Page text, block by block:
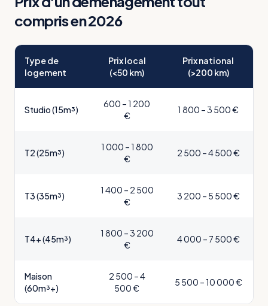
compris en 2026
Type de
logement
Prix local
(<50 km)
Prix national
(>200 km)
Studio (15m³)
600 – 1 200
€
1 800 – 3 500 €
T2 (25m³)
1 000 – 1 800
€
2 500 – 4 500 €
T3 (35m³)
1 400 – 2 500
€
3 200 – 5 500 €
T4+ (45m³)
1 800 – 3 200
€
4 000 – 7 500 €
Maison
(60m³+)
2 500 – 4
500 €
5 500 – 10 000 €